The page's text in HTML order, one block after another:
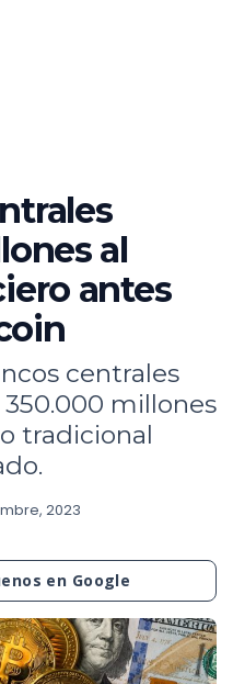
al
antes
centrales
millones
tradicional
2023
en Google